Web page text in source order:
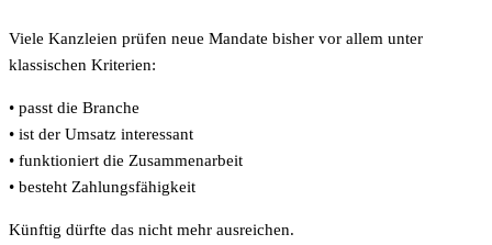
Viele Kanzleien prüfen neue Mandate bisher vor allem unter
klassischen Kriterien:
• passt die Branche
• ist der Umsatz interessant
• funktioniert die Zusammenarbeit
• besteht Zahlungsfähigkeit
Künftig dürfte das nicht mehr ausreichen.